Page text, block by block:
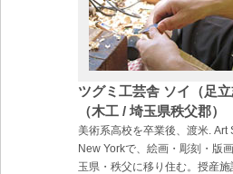
ツグミ工芸舎 ソイ（足立
（木工 / 埼玉県秩父郡）
美術系高校を卒業後、渡米. Art
New Yorkで、絵画・彫刻・版
玉県・秩父に移り住む。授産